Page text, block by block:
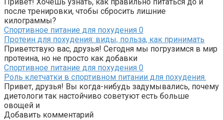
после тренировки, чтобы сбросить лишние
килограммы?
Спортивное питание для похудения 0
Протеин для похудения: виды, польза, как принимать
Приветствую вас, друзья! Сегодня мы погрузимся в мир
протеина, но не просто как добавки
Спортивное питание для похудения 0
Роль клетчатки в спортивном питании для похудения.
Привет, друзья! Вы когда-нибудь задумывались, почему
диетологи так настойчиво советуют есть больше
овощей и
Добавить комментарий